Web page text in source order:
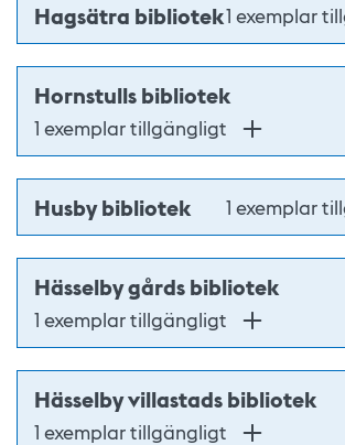
Hagsätra bibliotek1 exemplar
Hornstulls bibliotek
1 exemplar tillgängligt
Husby bibliotek 1 exemplar
Hässelby gårds bibliotek
1 exemplar tillgängligt
Hässelby villastads bibliotek
1 exemplar tillgängligt